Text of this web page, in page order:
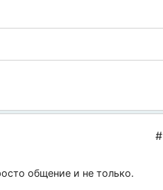
общение и не только.